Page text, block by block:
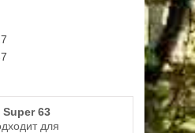
63
для